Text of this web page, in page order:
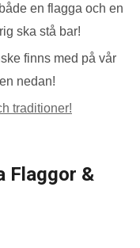
en flagga och en
ska stå bar!
finns med på vår
nedan!
traditioner!
Flaggor &